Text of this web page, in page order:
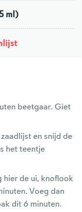
ml)
beetgaar. Giet
en snijd de
het teentje
hier de ui, knoflook
Voeg dan
dit 6 minuten.